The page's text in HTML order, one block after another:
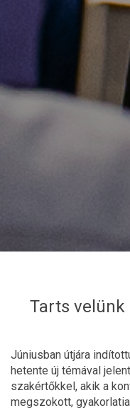
Tarts
Júniusban útjára
hetente új témával
szakértőkkel, akik a
megszokott,